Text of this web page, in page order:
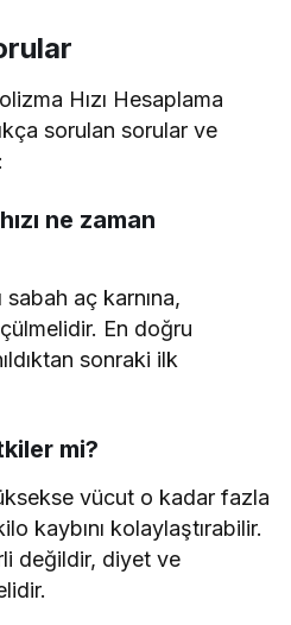
Hızı Hesaplama
sorulan sorular ve
ne zaman
sabah aç karnına,
En doğru
sonraki ilk
mi?
vücut o kadar fazla
kaybını kolaylaştırabilir.
değildir, diyet ve